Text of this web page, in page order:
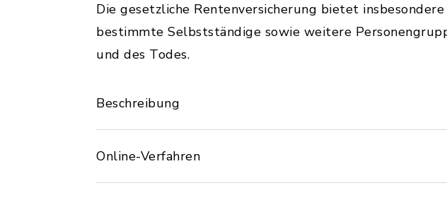
Die gesetzliche Rentenversicherung bietet
bestimmte Selbstständige sowie weitere
und des Todes.
Beschreibung
Online-Verfahren